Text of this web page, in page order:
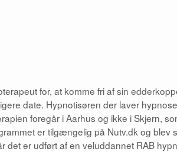
for, at komme fri af sin
date. Hypnotisøren der laver
foregår i Aarhus og ikke i Skjern,
er tilgængelig på Nutv.dk og blev
er udført af en veluddannet RAB